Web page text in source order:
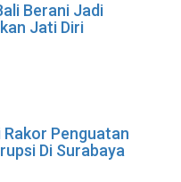
Berani Jadi
Jati Diri
Penguatan
Di Surabaya